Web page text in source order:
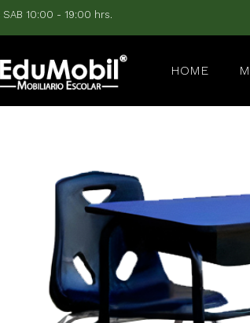
SAB 10:00 - 19:00 hrs.
HOME